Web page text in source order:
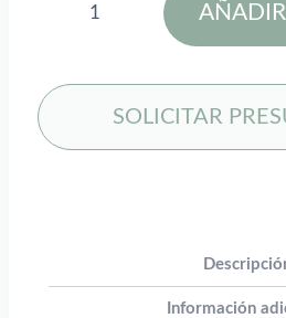
300 ml
con
agarradera
logo
SOLICITAR
Información